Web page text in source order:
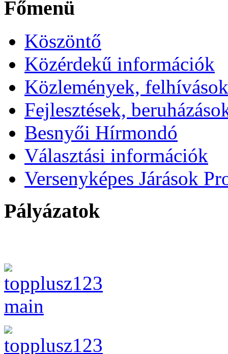
Főmenü
Köszöntő
Közérdekű információk
Közlemények, felhívások
Fejlesztések,
Besnyői Hírmondó
Választási információk
Versenyképes Járások
Pályázatok